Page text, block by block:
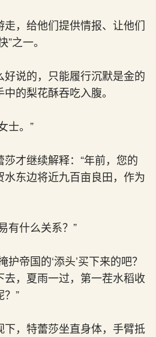
，给他们提供情报、让他们
之一。
好说的，只能履行沉默是金的
的梨花酥吞吃入腹。
士。”
才继续解释：“年前，您的
东边将近九百亩良田，作为
有什么关系？”
护帝国的‘添头’买下来的吧？
，夏雨一过，第一茬水稻收
”
下，特蕾莎坐直身体，手臂抵